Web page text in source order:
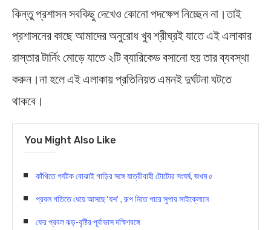
কিন্তু প্রশাসন সবকিছু দেখেও কোনো পদক্ষেপ নিচ্ছেন না।তাই
প্রশাসনের কাছে আমাদের অনুরোধ খুব শ্রীঘ্রই যাতে এই এলাকার
রাস্তার টার্নিং মোড়ে যাতে ২টি ব্যারিকেড বসানো হয় তার ব্যবস্থা
করুন।না হলে এই এলাকায় প্রতিনিয়ত এমনই দুর্ঘটনা ঘটতে
থাকবে।
You Might Also Like
কাঁথিতে পর্যটক বোঝাই গাড়ির সঙ্গে যাত্রীবাহী টোটোর সংঘর্ষ, জখম ৫
প্রবল গতিতে ধেয়ে আসছে ‘যশ’ , রূপ নিতে পারে সুপার সাইক্লোনে
ফের প্রবল ঝড়-বৃষ্টির পূর্বাভাস দক্ষিণবঙ্গে